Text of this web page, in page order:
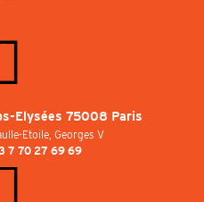
Elysées 75008 Paris
Etoile, Georges V
7 70 27 69 69